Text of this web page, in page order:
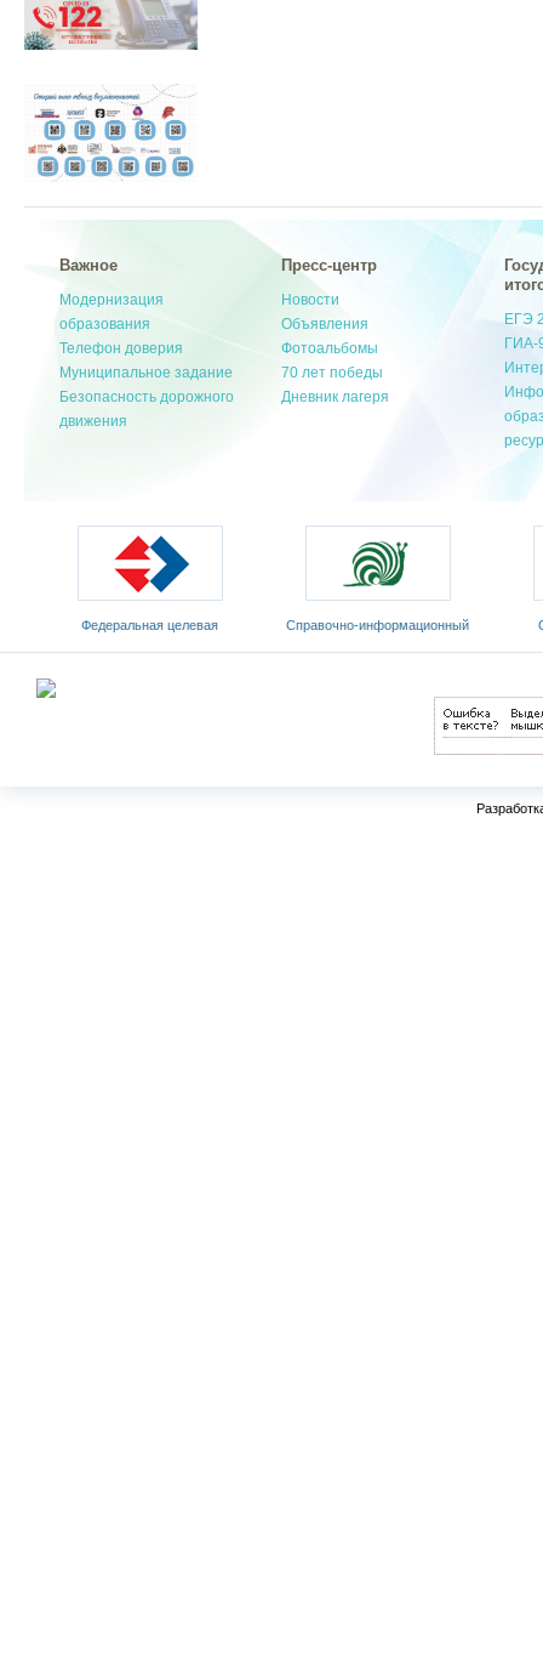
Важное
Модернизация
образования
Телефон доверия
Муниципальное задание
Безопасность дорожного
движения
Пресс-центр
Новости
Объявления
Фотоальбомы
70 лет победы
Дневник лагеря
ЕГЭ
ГИА-
Федеральная целевая
программа развития
Cправочно-информационный
портал «Русский язык»